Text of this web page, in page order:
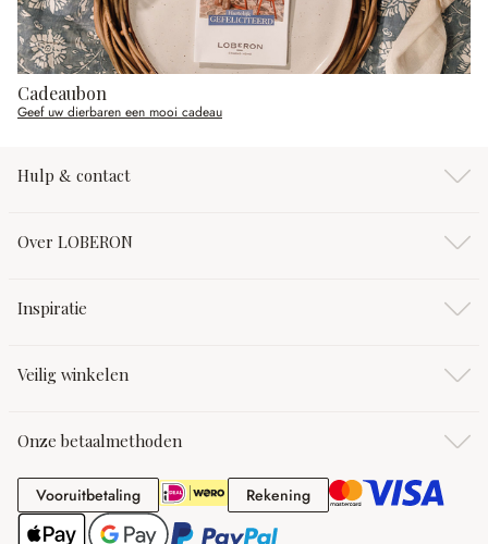
Cadeaubon
Geef uw dierbaren een mooi cadeau
Hulp & contact
Over LOBERON
Inspiratie
Veilig winkelen
Onze betaalmethoden
VooruitbetalingVooruitbetaling RekeningRekening